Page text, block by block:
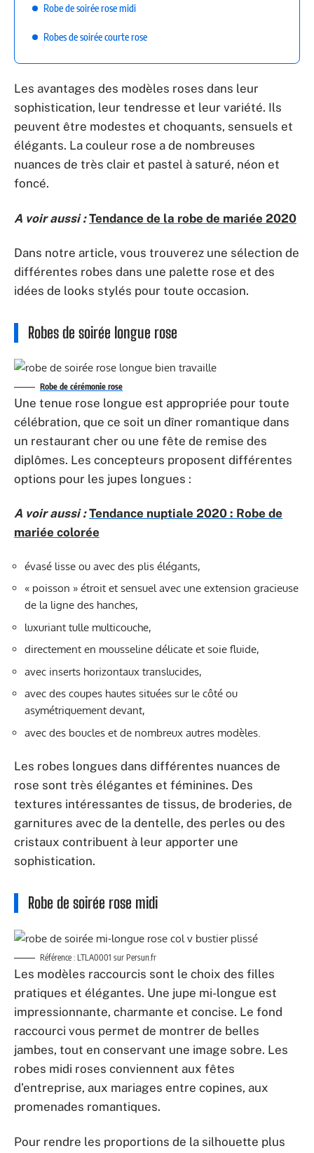
Robe de soirée rose midi
Robes de soirée courte rose
Les avantages des modèles roses dans leur
sophistication, leur tendresse et leur variété. Ils
peuvent être modestes et choquants, sensuels et
élégants. La couleur rose a de nombreuses
nuances de très clair et pastel à saturé, néon et
foncé.
A voir aussi : Tendance de la robe de mariée 2020
Dans notre article, vous trouverez une sélection de
différentes robes dans une palette rose et des
idées de looks stylés pour toute occasion.
Robes de soirée longue rose
Robe de cérémonie rose
Une tenue rose longue est appropriée pour toute
célébration, que ce soit un dîner romantique dans
un restaurant cher ou une fête de remise des
diplômes. Les concepteurs proposent différentes
options pour les jupes longues :
A voir aussi : Tendance nuptiale 2020 : Robe de
mariée colorée
évasé lisse ou avec des plis élégants,
« poisson » étroit et sensuel avec une extension gracieuse
de la ligne des hanches,
luxuriant tulle multicouche,
directement en mousseline délicate et soie fluide,
avec inserts horizontaux translucides,
avec des coupes hautes situées sur le côté ou
asymétriquement devant,
avec des boucles et de nombreux autres modèles.
Les robes longues dans différentes nuances de
rose sont très élégantes et féminines. Des
textures intéressantes de tissus, de broderies, de
garnitures avec de la dentelle, des perles ou des
cristaux contribuent à leur apporter une
sophistication.
Robe de soirée rose midi
Référence : LTLA0001 sur Persun.fr
Les modèles raccourcis sont le choix des filles
pratiques et élégantes. Une jupe mi-longue est
impressionnante, charmante et concise. Le fond
raccourci vous permet de montrer de belles
jambes, tout en conservant une image sobre. Les
robes midi roses conviennent aux fêtes
d’entreprise, aux mariages entre copines, aux
promenades romantiques.
Pour rendre les proportions de la silhouette plus